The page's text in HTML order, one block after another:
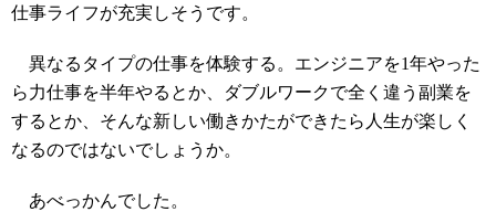
仕事ライフが充実しそうです。
異なるタイプの仕事を体験する。エンジニアを1年やった
ら力仕事を半年やるとか、ダブルワークで全く違う副業を
するとか、そんな新しい働きかたができたら人生が楽しく
なるのではないでしょうか。
あべっかんでした。